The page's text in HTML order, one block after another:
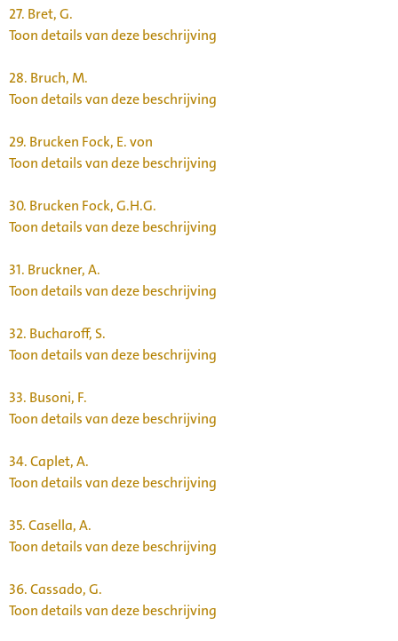
27. Bret, G.
Toon details van deze beschrijving
28. Bruch, M.
Toon details van deze beschrijving
29. Brucken Fock, E. von
Toon details van deze beschrijving
30. Brucken Fock, G.H.G.
Toon details van deze beschrijving
31. Bruckner, A.
Toon details van deze beschrijving
32. Bucharoff, S.
Toon details van deze beschrijving
33. Busoni, F.
Toon details van deze beschrijving
34.Caplet, A.
Toon details van deze beschrijving
35.Casella, A.
Toon details van deze beschrijving
36.Cassado, G.
Toon details van deze beschrijving